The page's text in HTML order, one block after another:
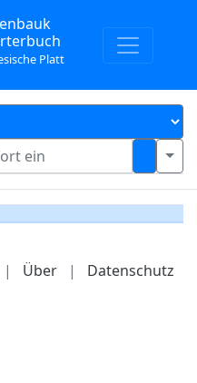
Platt
| Über | Datenschutz